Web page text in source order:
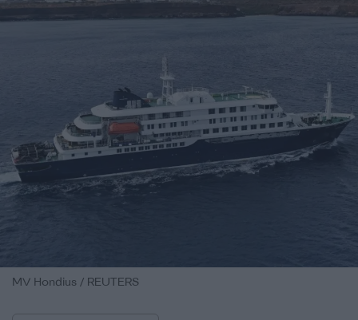
MV Hondius / REUTERS